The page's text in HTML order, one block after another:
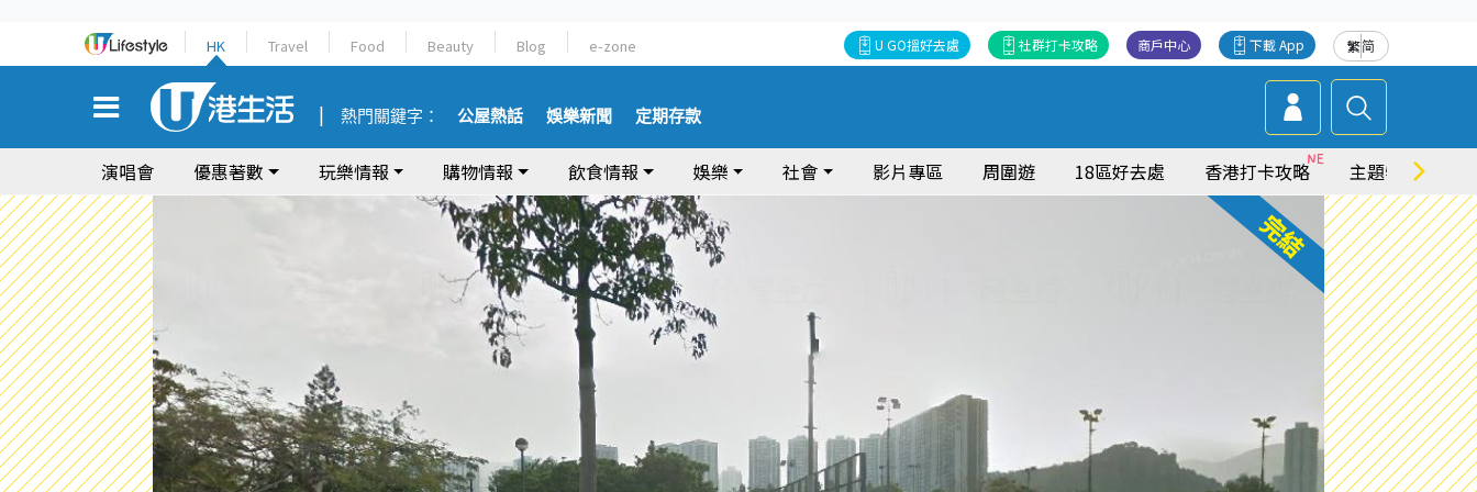
HK Travel Food Beauty Blog e-zone 繁简
下載 App
商戶中心
社群打卡攻略
U GO搵好去處
熱門關鍵字： 公屋熱話 娛樂新聞 定期存款
演唱會 優惠著數 玩樂情報 購物情報 飲食情報 娛樂 社會 影片專區 周圍遊 18區好去處 香港打卡攻略 主題特集